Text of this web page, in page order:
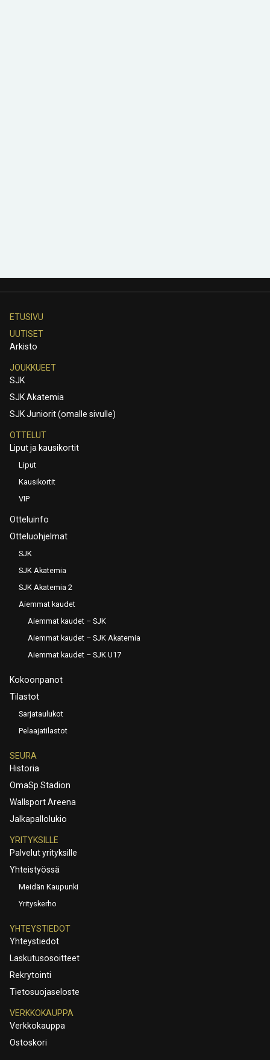
ETUSIVU
UUTISET
Arkisto
JOUKKUEET
SJK
SJK Akatemia
SJK Juniorit (omalle sivulle)
OTTELUT
Liput ja kausikortit
Liput
Kausikortit
VIP
Otteluinfo
Otteluohjelmat
SJK
SJK Akatemia
SJK Akatemia 2
Aiemmat kaudet
Aiemmat kaudet – SJK
Aiemmat kaudet – SJK Akatemia
Aiemmat kaudet – SJK U17
Kokoonpanot
Tilastot
Sarjataulukot
Pelaajatilastot
SEURA
Historia
OmaSp Stadion
Wallsport Areena
Jalkapallolukio
YRITYKSILLE
Palvelut yrityksille
Yhteistyössä
Meidän Kaupunki
Yrityskerho
YHTEYSTIEDOT
Yhteystiedot
Laskutusosoitteet
Rekrytointi
Tietosuojaseloste
VERKKOKAUPPA
Verkkokauppa
Ostoskori